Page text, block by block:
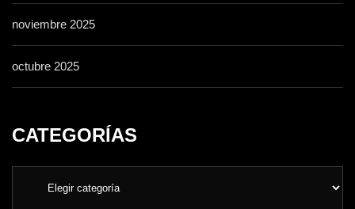
noviembre 2025
octubre 2025
CATEGORÍAS